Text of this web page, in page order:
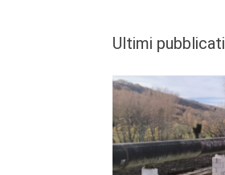
Ultimi pubblicati